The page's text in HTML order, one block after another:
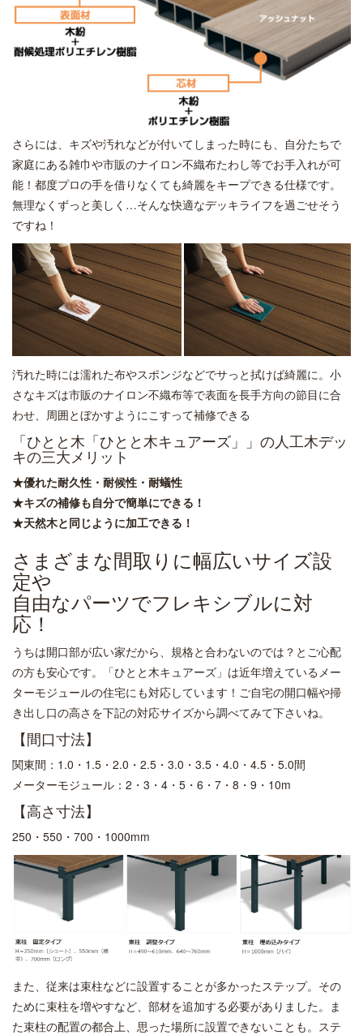
さらには、キズや汚れなどが付いてしまった時にも、自分たちで
家庭にある雑巾や市販のナイロン不織布たわし等でお手入れが可
能！都度プロの手を借りなくても綺麗をキープできる仕様です。
無理なくずっと美しく…そんな快適なデッキライフを過ごせそう
ですね！
汚れた時には濡れた布やスポンジなどでサっと拭けば綺麗に。小
さなキズは市販のナイロン不織布等で表面を長手方向の節目に合
わせ、周囲とぼかすようにこすって補修できる
「ひとと木「ひとと木キュアーズ」」の人工木デッ
キの三大メリット
★優れた耐久性・耐候性・耐蟻性
★キズの補修も自分で簡単にできる！
★天然木と同じように加工できる！
さまざまな間取りに幅広いサイズ設
定や
自由なパーツでフレキシブルに対
応！
うちは開口部が広い家だから、規格と合わないのでは？とご心配
の方も安心です。「ひとと木キュアーズ」は近年増えているメー
ターモジュールの住宅にも対応しています！ご自宅の開口幅や掃
き出し口の高さを下記の対応サイズから調べてみて下さいね。
【間口寸法】
関東間：1.0・1.5・2.0・2.5・3.0・3.5・4.0・4.5・5.0間
メーターモジュール：2・3・4・5・6・7・8・9・10m
【高さ寸法】
250・550・700・1000mm
また、従来は束柱などに設置することが多かったステップ。その
ために束柱を増やすなど、部材を追加する必要がありました。ま
た束柱の配置の都合上、思った場所に設置できないことも。ステ